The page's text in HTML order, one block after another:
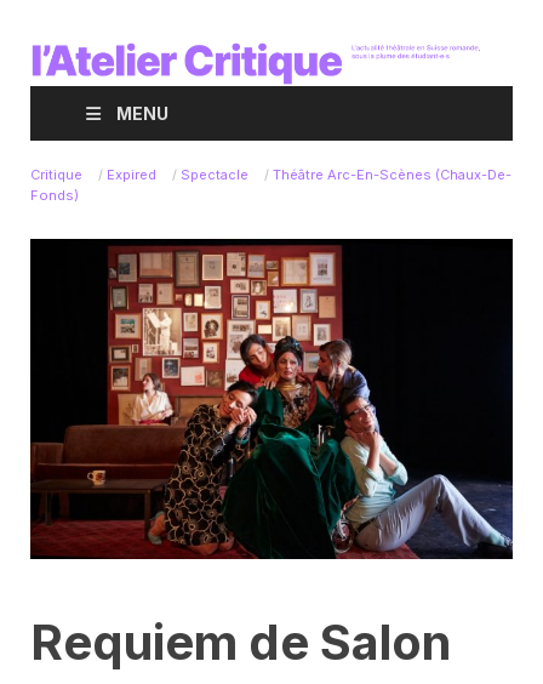
MENU
Critique / Expired / Spectacle / Théâtre Arc-En-Scènes (Chaux-De-
Fonds)
Requiem de Salon